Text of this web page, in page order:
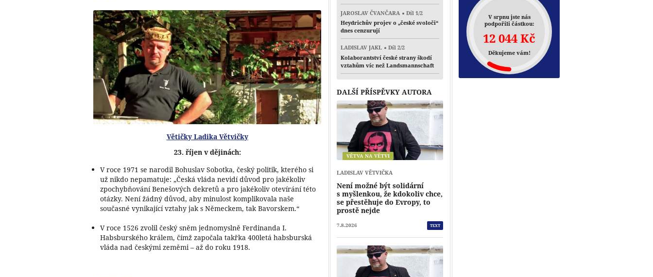
Větičky Ladika Větvičky
23. říjen v dějinách:
V roce 1971 se narodil Bohuslav Sobotka, český politik, kterého si
už nikdo nepamatuje: „Česká vláda nevidí důvod pro jakékoliv
zpochybňování Benešových dekretů a pro jakékoliv otevírání této
otázky. Není žádný důvod, aby minulost komplikovala naše
současné vynikající vztahy jak s Německem, tak Bavorskem.“
V roce 1526 zvolil český sněm jednomyslně Ferdinanda I.
Habsburského králem, čímž započala takřka 400letá habsburská
vláda nad českými zeměmi – až do roku 1918.
JAROSLAV ČVANČARA
Díl 1/2
Heydrichův projev o „české svoloči“
dnes cenzurují
LADISLAV JAKL
Díl 2/2
Kolaborantství české strany škodí
vztahům víc než Landsmannschaft
DALŠÍ PŘÍSPĚVKY AUTORA
VĚTVA NA VĚTVI
LADISLAV VĚTVIČKA
Není možné být solidární
s myšlenkou, že kdokoliv chce,
se přestěhuje do Evropy, to
prostě nejde
7.8.2026 TEXT
V srpnu jste nás
podpořili částkou:
12 044 Kč
Děkujeme vám!